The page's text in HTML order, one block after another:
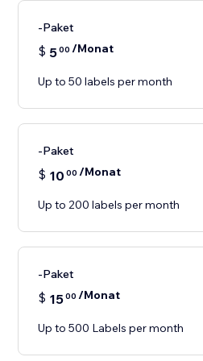
-Paket
$ 500 /Monat
Up to 50 labels per month
-Paket
$ 10 00 /Monat
Up to 200 labels per month
-Paket
$ 1500 /Monat
Up to 500 Labels per month